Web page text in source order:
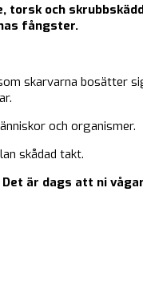
torsk och
fångster.
skarvarna bosätter
och organismer.
skådad takt.
är dags att ni